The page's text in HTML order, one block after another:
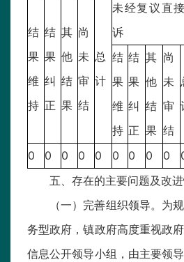
结
果
维
持
结
果
纠
正
其
他
结
果
尚
未
审
结
总
计
未经复议直
诉
结
果
维
持
结
果
纠
正
其
他
结
果
尚
未
审
结
0 0 0 0 0 0 0 0 0
五、存在的主要问题及改
（一）完善组织领导。为
务型政府，镇政府高度重视政
信息公开领导小组，由主要领